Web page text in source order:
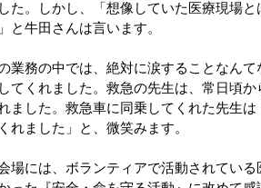
た。しかし、「想像していた医療現場
と牛田さんは言います。
業務の中では、絶対に涙することなん
てくれました。救急の先生は、常日頃
ました。救急車に同乗してくれた先生
れました」と、微笑みます。
場には、ボランティアで活動されてい